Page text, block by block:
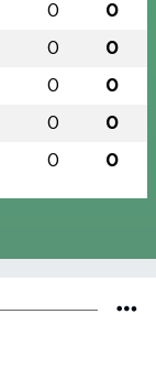
0 0
0 0
0 0
0 0
0 0